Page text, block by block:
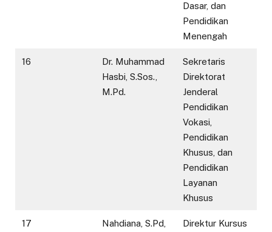
Dasar, dan
Pendidikan
Menengah
16
Dr. Muhammad
Hasbi, S.Sos.,
M.Pd.
Sekretaris
Direktorat
Jenderal
Pendidikan
Vokasi,
Pendidikan
Khusus, dan
Pendidikan
Layanan
Khusus
17
Nahdiana, S.Pd,
Direktur Kursus